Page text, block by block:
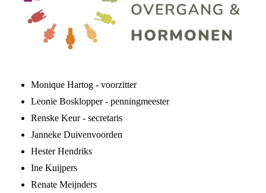
Monique Hartog - voorzitter
Leonie Bosklopper - penningmeester
Renske Keur - secretaris
Janneke Duivenvoorden
Hester Hendriks
Ine Kuijpers
Renate Meijnders